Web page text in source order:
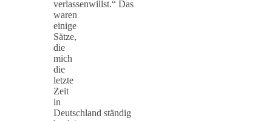
verlassenwillst.“ Das
waren
einige
Sätze,
die
mich
die
letzte
Zeit
in
Deutschland ständig